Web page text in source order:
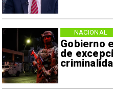
Gobierno
de
NACIONAL